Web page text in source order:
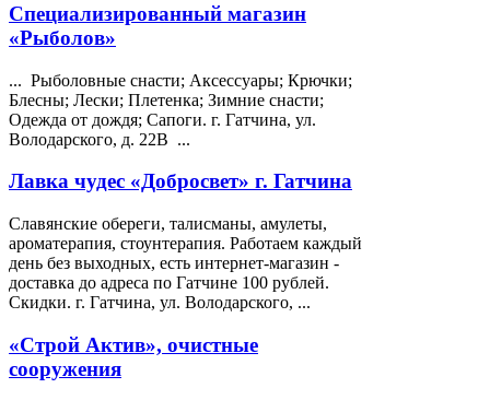
Специализированный магазин
«Рыболов»
... Рыболовные снасти; Аксессуары; Крючки;
Блесны; Лески; Плетенка; Зимние снасти;
Одежда от дождя; Сапоги. г. Гатчина, ул.
Володарского, д. 22В ...
Лавка чудес «Добросвет» г. Гатчина
Славянские обереги, талисманы, амулеты,
ароматерапия, стоунтерапия. Работаем каждый
день без выходных, есть интернет-магазин -
доставка до адреса по Гатчине 100 рублей.
Скидки. г. Гатчина, ул. Володарского, ...
«Строй Актив», очистные
сооружения